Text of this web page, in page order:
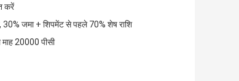
करें
30% जमा + शिपमेंट से पहले 70% शेष राशि
माह 20000 पीसी